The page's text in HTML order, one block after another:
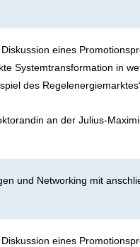
eines
Systemtransformation in
des
an der Julius-
und Networking mit
eines